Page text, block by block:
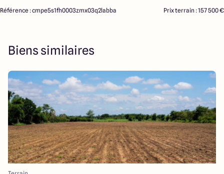
Référence : cmpe5s1fh0003zmx03q2labba Prix terrain : 157 500 €
Biens similaires